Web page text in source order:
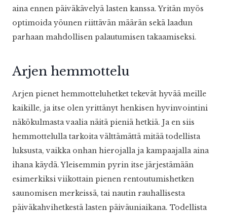
aina ennen päiväkävelyä lasten kanssa. Yritän myös
optimoida yöunen riittävän määrän sekä laadun
parhaan mahdollisen palautumisen takaamiseksi.
Arjen hemmottelu
Arjen pienet hemmotteluhetket tekevät hyvää meille
kaikille, ja itse olen yrittänyt henkisen hyvinvointini
näkökulmasta vaalia näitä pieniä hetkiä. Ja en siis
hemmottelulla tarkoita välttämättä mitää todellista
luksusta, vaikka onhan hierojalla ja kampaajalla aina
ihana käydä. Yleisemmin pyrin itse järjestämään
esimerkiksi viikottain pienen rentoutumishetken
saunomisen merkeissä, tai nautin rauhallisesta
päiväkahvihetkestä lasten päiväuniaikana. Todellista